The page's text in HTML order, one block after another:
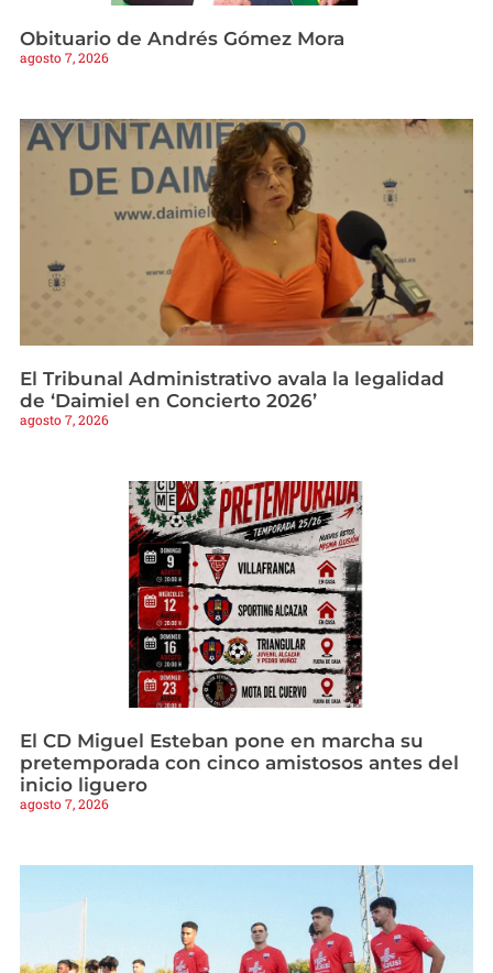
Obituario de Andrés Gómez Mora
agosto 7, 2026
El Tribunal Administrativo avala la legalidad
de ‘Daimiel en Concierto 2026’
agosto 7, 2026
El CD Miguel Esteban pone en marcha su
pretemporada con cinco amistosos antes del
inicio liguero
agosto 7, 2026